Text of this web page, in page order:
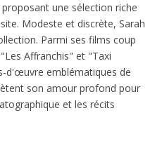
une sélection riche
Modeste et discrète, Sarah
Parmi ses films coup
Affranchis" et "Taxi
d'œuvre emblématiques de
son amour profond pour
et les récits